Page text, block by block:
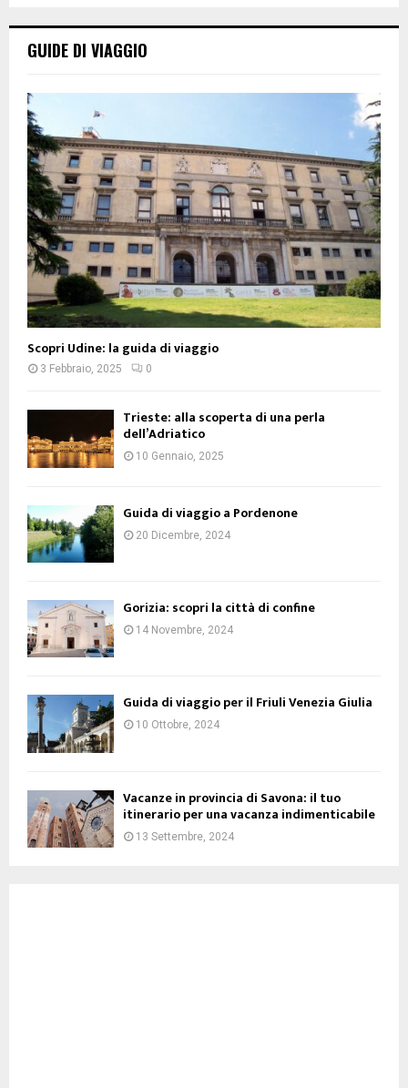
GUIDE DI VIAGGIO
Scopri Udine: la guida di viaggio
3 Febbraio, 2025 0
Trieste: alla scoperta di una perla
dell’Adriatico
10 Gennaio, 2025
Guida di viaggio a Pordenone
20 Dicembre, 2024
Gorizia: scopri la città di confine
14 Novembre, 2024
Guida di viaggio per il Friuli Venezia Giulia
10 Ottobre, 2024
Vacanze in provincia di Savona: il tuo
itinerario per una vacanza indimenticabile
13 Settembre, 2024